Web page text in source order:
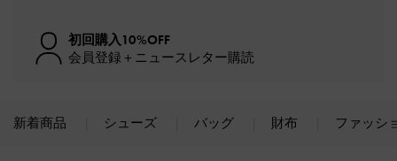
初回購入10%OFF
会員登録＋ニュースレター購読
新着商品 シューズ バッグ 財布 ファッシ